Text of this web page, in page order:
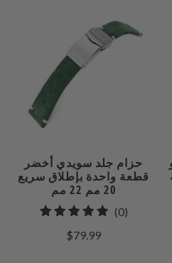
حزام جلد سويدي أخضر
قطعة واحدة بإطلاق سريع
20 مم 22 مم
(0)0
$79.99